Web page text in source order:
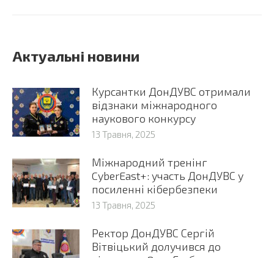
Актуальні новини
Курсантки ДонДУВС отримали
відзнаки міжнародного
наукового конкурсу
13 Травня, 2025
Міжнародний тренінг
CyberEast+: участь ДонДУВС у
посиленні кібербезпеки
13 Травня, 2025
Ректор ДонДУВС Сергій
Вітвіцький долучився до